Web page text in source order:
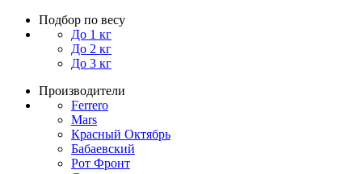
Подбор по весу
До 1 кг
До 2 кг
До 3 кг
Производители
Ferrero
Mars
Красный Октябрь
Бабаевский
Рот Фронт